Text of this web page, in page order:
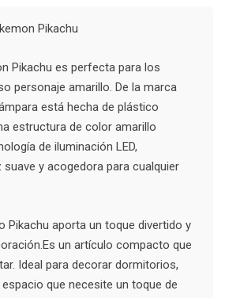
Pikachu
Pikachu es perfecta para los
personaje amarillo. De la marca
está hecha de plástico
estructura de color amarillo
de iluminación LED,
y acogedora para cualquier
Pikachu aporta un toque divertido y
un artículo compacto que
Ideal para decorar dormitorios,
que necesite un toque de